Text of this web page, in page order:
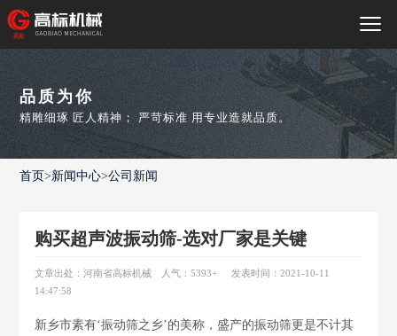
品质为你
精雕细琢 匠人精神； 严苛标准 用专业造就品质。
首页>新闻中心>公司新闻
购买超声波振动筛-选对厂家是关键
文章出处：河南省高标机械 人气：5393+
发表时间：2021-10-11
14:47:58
新乡市素有‘振动筛之乡’的美称，盛产的振动筛更是不计其